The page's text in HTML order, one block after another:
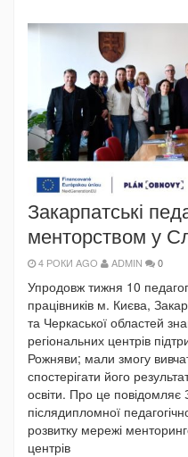
Закарпатські
менторством у
4 РОКИ AGO ADMIN 0
Упродовж тижня 10
працівників м. Києва,
та Черкаської областей
регіональних центрів
Рожняви; мали змогу
спостерігати його
освіти. Про це повідомляє
післядипломної
розвитку мережі
центрів